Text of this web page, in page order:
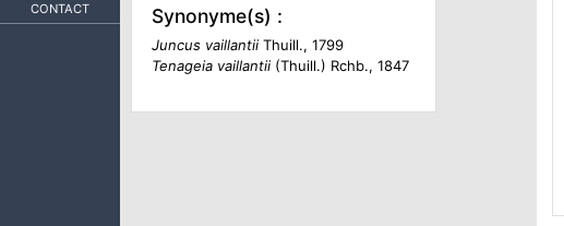
CONTACT Synonyme(s) :
Juncus vaillantiiThuill., 1799
Tenageia vaillantii(Thuill.) Rchb., 1847